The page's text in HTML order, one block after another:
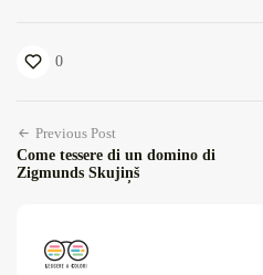
0
Previous Post
Come tessere di un domino di
Zigmunds Skujiņš